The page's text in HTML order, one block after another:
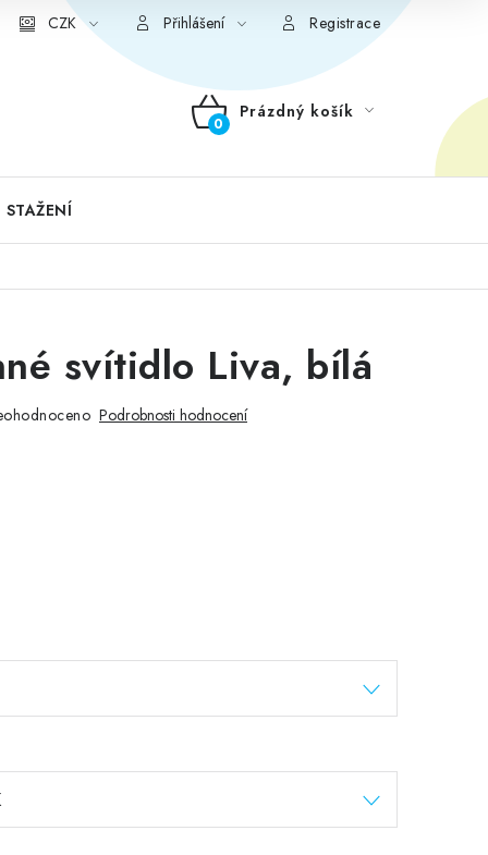
CZK Přihlášení Registrace
NÁKUPNÍ
Prázdný košík
STAŽENÍ
svítidlo Liva, bílá
Podrobnosti hodnocení